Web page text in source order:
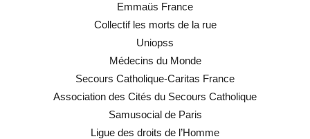
Emmaüs France
Collectif les morts de la rue
Uniopss
Médecins du Monde
Secours Catholique-Caritas France
Association des Cités du Secours Catholique
Samusocial de Paris
Ligue des droits de l’Homme